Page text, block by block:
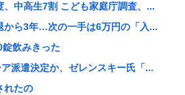
、中高生7割 こども家庭庁調査、...
から3年…次の一手は6万円の「入...
飲みきった
派遣決定か、ゼレンスキー氏「...
れたの